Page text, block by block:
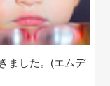
ました。(エムデ